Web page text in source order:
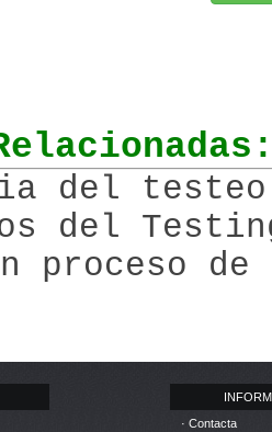
del
del
proceso de
· Contacta